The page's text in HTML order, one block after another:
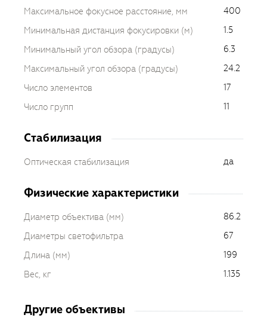
Максимальное фокусное расстояние, мм
400
Минимальная дистанция фокусировки (м)
1.5
Минимальный угол обзора (градусы)
6.3
Максимальный угол обзора (градусы)
24.2
Число элементов
17
Число групп
11
Стабилизация
Оптическая стабилизация да
Физические характеристики
Диаметр объектива (мм)
86.2
Диаметры светофильтра
67
Длина (мм)
199
Вес, кг
1.135
Другие объективы